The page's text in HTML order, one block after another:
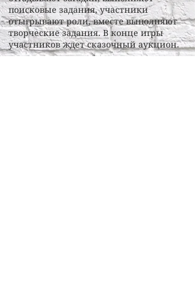
поисковые задания, участники
отыгрывают роли, вместе выполняют
творческие задания. В конце игры
участников ждет сказочный аукцион.